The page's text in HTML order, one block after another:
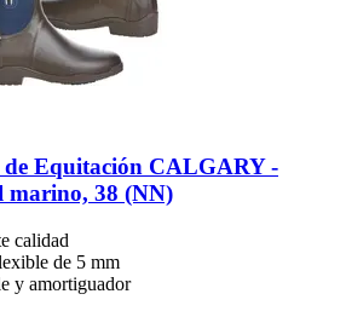
de Equitación CALGARY -​
38 (NN)
calidad
de 5 mm
y amortiguador